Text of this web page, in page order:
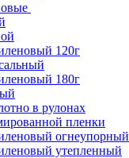
120г
180г
в рулонах
пленки
огнеупорный
утепленный